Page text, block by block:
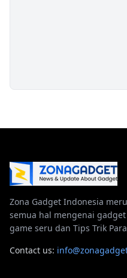
Zona Gadget Indonesia
semua hal mengenai
game seru dan Tips Trik
Contact us: